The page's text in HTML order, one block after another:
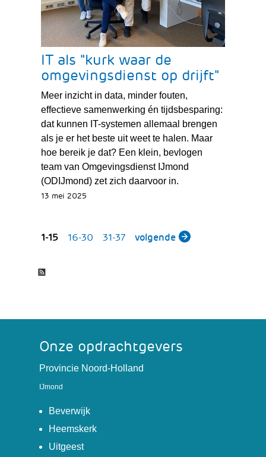
IT als "kurk waar de
omgevingsdienst op drijft"
Meer inzicht in data, minder fouten,
effectieve samenwerking én tijdsbesparing:
dat kunnen IT-systemen allemaal brengen
als je er het beste uit weet te halen. Maar
hoe bereik je dat? Een klein, bevlogen
team van Omgevingsdienst IJmond
(ODIJmond) zet zich daarvoor in.
13 mei 2025
1-15 16-30 31-37 volgenderesultaten
D
e
n
Onze opdrachtgevers
Provincie Noord-Holland(verwijst
IJmond
Beverwijk(verwijst
naar
Heemskerk(verwijst
Uitgeest(verwijst